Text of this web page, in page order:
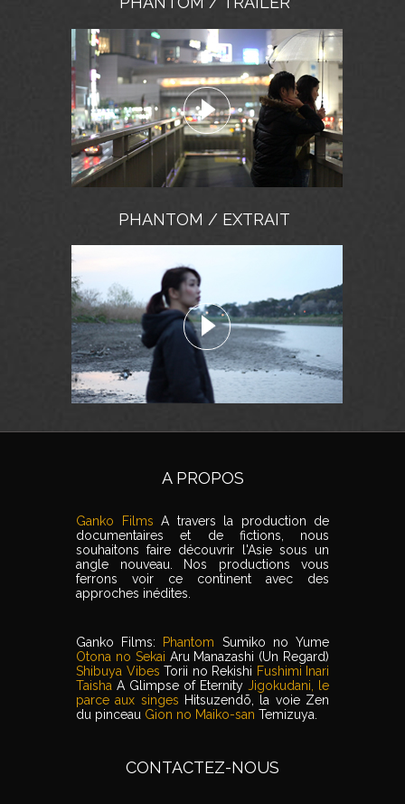
PHANTOM / EXTRAIT
A PROPOS
Ganko Films A travers la production de
documentaires et de fictions, nous
souhaitons faire découvrir l'Asie sous un
angle nouveau. Nos productions vous
ferrons voir ce continent avec des
approches inédites.
Ganko Films: Phantom Sumiko no Yume
Otona no Sekai Aru Manazashi (Un Regard)
Shibuya Vibes Torii no Rekishi Fushimi Inari
Taisha A Glimpse of Eternity Jigokudani, le
parce aux singes Hitsuzendō, la voie Zen
du pinceau Gion no Maiko-san Temizuya.
CONTACTEZ-NOUS